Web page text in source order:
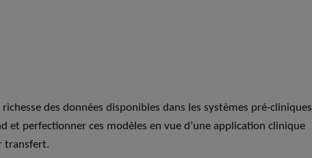
des données disponibles dans les systèmes pré-cliniques
et perfectionner ces modèles en vue d’une application clinique
transfert.